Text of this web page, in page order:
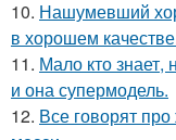
10. Нашумевший
в хорошем
11. Мало кто знает,
и она супермодель.
12. Все говорят